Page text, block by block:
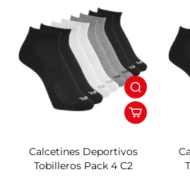
Calcetines Deportivos
Tobilleros Pack 4 C2